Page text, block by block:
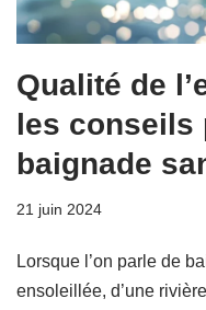
Qualité de
les conseils
baignade
21 juin 2024
Lorsque l’on parle de
ensoleillée, d’une